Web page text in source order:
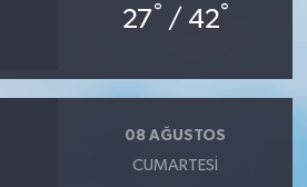
27° / 42°
08 AĞUSTOS
CUMARTESI